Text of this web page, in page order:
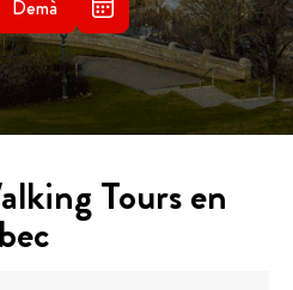
Demà
Tours en